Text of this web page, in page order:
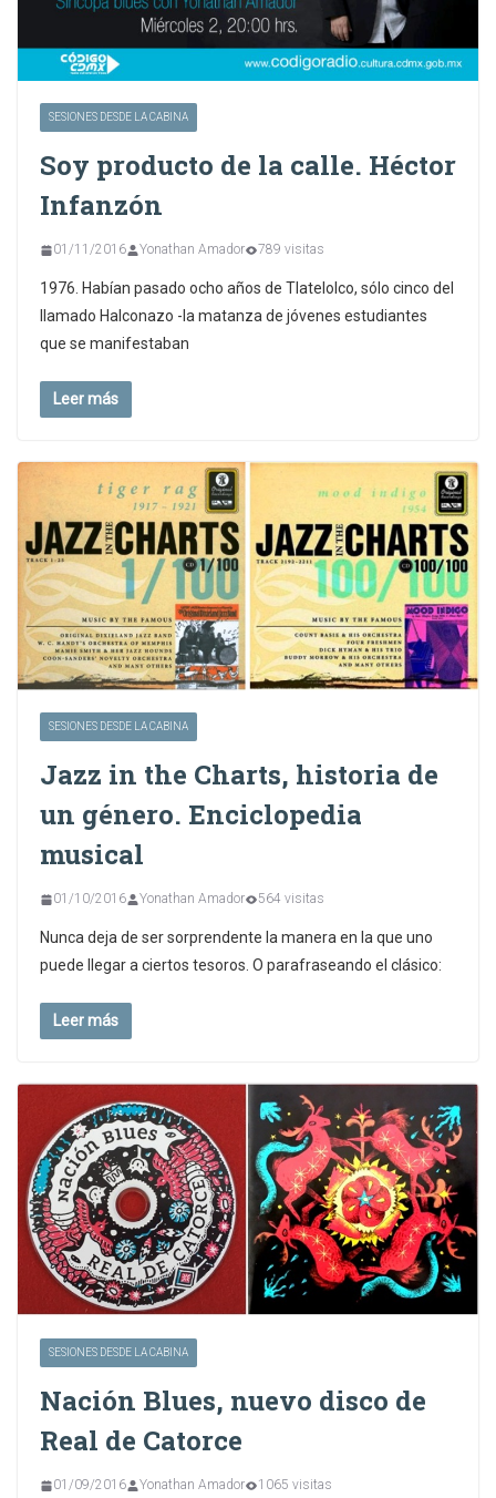
SESIONES DESDE LA CABINA
Soy producto de la calle. Héctor
Infanzón
01/11/2016 Yonathan Amador 789 visitas
1976. Habían pasado ocho años de Tlatelolco, sólo cinco del
llamado Halconazo -la matanza de jóvenes estudiantes
que se manifestaban
Leer más
SESIONES DESDE LA CABINA
Jazz in the Charts, historia de
un género. Enciclopedia
musical
01/10/2016 Yonathan Amador 564 visitas
Nunca deja de ser sorprendente la manera en la que uno
puede llegar a ciertos tesoros. O parafraseando el clásico:
Leer más
SESIONES DESDE LA CABINA
Nación Blues, nuevo disco de
Real de Catorce
01/09/2016 Yonathan Amador 1065 visitas